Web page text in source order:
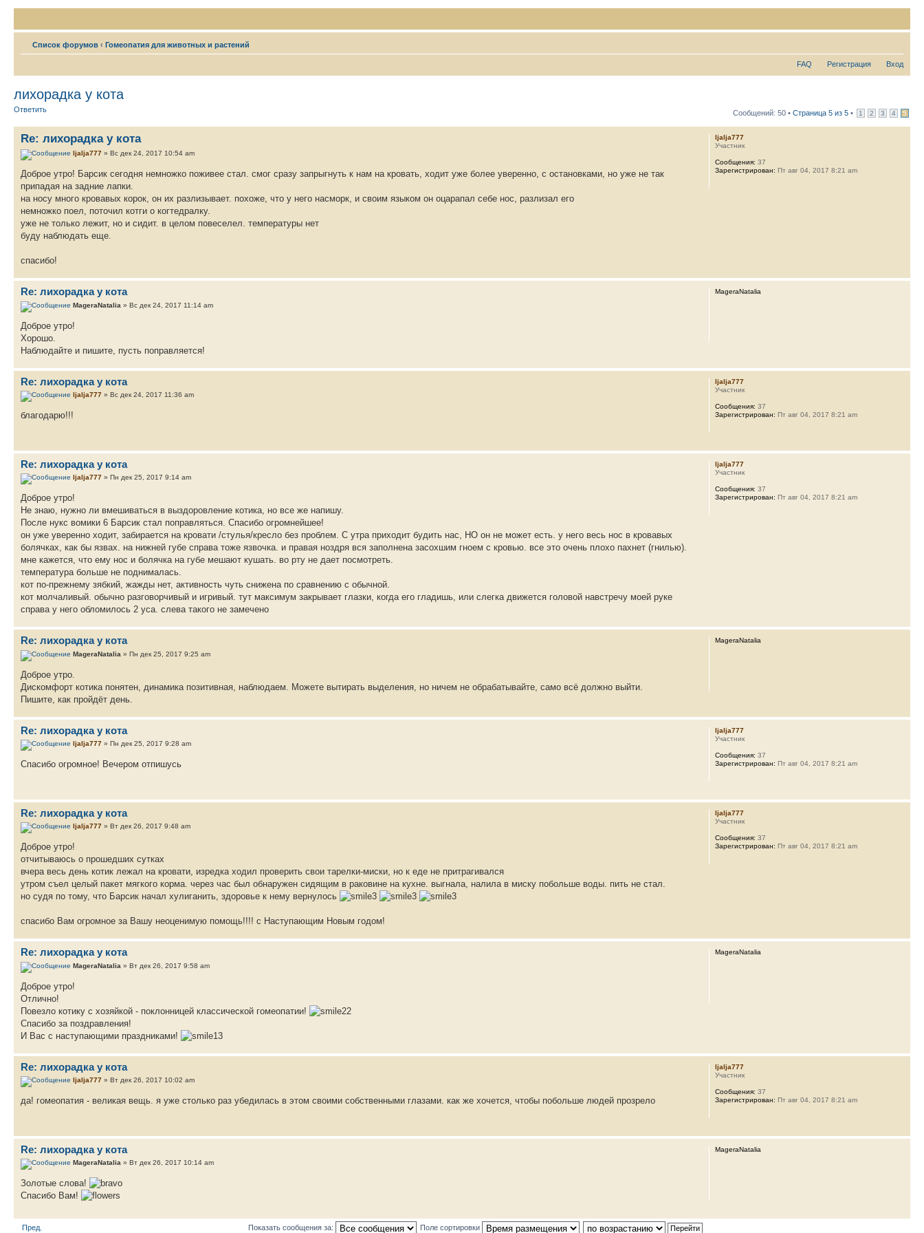
Список форумов ‹ Гомеопатия для животных и растений
FAQ Регистрация Вход
лихорадка у кота
Ответить Сообщений: 50 • Страница 5 из 5 • 1 2 3 4 5
Re: лихорадка у кота
ljalja777 » Вс дек 24, 2017 10:54 am
Доброе утро! Барсик сегодня немножко поживее стал. смог сразу запрыгнуть к нам на кровать, ходит уже более уверенно, с остановками, но уже не так
припадая на задние лапки.
на носу много кровавых корок, он их разлизывает. похоже, что у него насморк, и своим языком он оцарапал себе нос, разлизал его
немножко поел, поточил котги о когтедралку.
уже не только лежит, но и сидит. в целом повеселел. температуры нет
буду наблюдать еще.
спасибо!
ljalja777
Участник
Сообщения: 37
Зарегистрирован: Пт авг 04, 2017 8:21 am
Re: лихорадка у кота
MageraNatalia » Вс дек 24, 2017 11:14 am
Доброе утро!
Хорошо.
Наблюдайте и пишите, пусть поправляется!
MageraNatalia
Re: лихорадка у кота
ljalja777 » Вс дек 24, 2017 11:36 am
благодарю!!!
ljalja777
Участник
Сообщения: 37
Зарегистрирован: Пт авг 04, 2017 8:21 am
Re: лихорадка у кота
ljalja777 » Пн дек 25, 2017 9:14 am
Доброе утро!
Не знаю, нужно ли вмешиваться в выздоровление котика, но все же напишу.
После нукс вомики 6 Барсик стал поправляться. Спасибо огромнейшее!
он уже уверенно ходит, забирается на кровати /стулья/кресло без проблем. С утра приходит будить нас, НО он не может есть. у него весь нос в кровавых
болячках, как бы язвах. на нижней губе справа тоже язвочка. и правая ноздря вся заполнена засохшим гноем с кровью. все это очень плохо пахнет (гнилью).
мне кажется, что ему нос и болячка на губе мешают кушать. во рту не дает посмотреть.
температура больше не поднималась.
кот по-прежнему зябкий, жажды нет, активность чуть снижена по сравнению с обычной.
кот молчаливый. обычно разговорчивый и игривый. тут максимум закрывает глазки, когда его гладишь, или слегка движется головой навстречу моей руке
справа у него обломилось 2 уса. слева такого не замечено
ljalja777
Участник
Сообщения: 37
Зарегистрирован: Пт авг 04, 2017 8:21 am
Re: лихорадка у кота
MageraNatalia » Пн дек 25, 2017 9:25 am
Доброе утро.
Дискомфорт котика понятен, динамика позитивная, наблюдаем. Можете вытирать выделения, но ничем не обрабатывайте, само всё должно выйти.
Пишите, как пройдёт день.
MageraNatalia
Re: лихорадка у кота
ljalja777 » Пн дек 25, 2017 9:28 am
Спасибо огромное! Вечером отпишусь
ljalja777
Участник
Сообщения: 37
Зарегистрирован: Пт авг 04, 2017 8:21 am
Re: лихорадка у кота
ljalja777 » Вт дек 26, 2017 9:48 am
Доброе утро!
отчитываюсь о прошедших сутках
вчера весь день котик лежал на кровати, изредка ходил проверить свои тарелки-миски, но к еде не притрагивался
утром съел целый пакет мягкого корма. через час был обнаружен сидящим в раковине на кухне. выгнала, налила в миску побольше воды. пить не стал.
но судя по тому, что Барсик начал хулиганить, здоровье к нему вернулось
спасибо Вам огромное за Вашу неоценимую помощь!!!! с Наступающим Новым годом!
ljalja777
Участник
Сообщения: 37
Зарегистрирован: Пт авг 04, 2017 8:21 am
Re: лихорадка у кота
MageraNatalia » Вт дек 26, 2017 9:58 am
Доброе утро!
Отлично!
Повезло котику с хозяйкой - поклонницей классической гомеопатии!
Спасибо за поздравления!
И Вас с наступающими праздниками!
MageraNatalia
Re: лихорадка у кота
ljalja777 » Вт дек 26, 2017 10:02 am
да! гомеопатия - великая вещь. я уже столько раз убедилась в этом своими собственными глазами. как же хочется, чтобы побольше людей прозрело
ljalja777
Участник
Сообщения: 37
Зарегистрирован: Пт авг 04, 2017 8:21 am
Re: лихорадка у кота
MageraNatalia » Вт дек 26, 2017 10:14 am
Золотые слова!
Спасибо Вам!
MageraNatalia
Пред. Показать сообщения за: Поле сортировки